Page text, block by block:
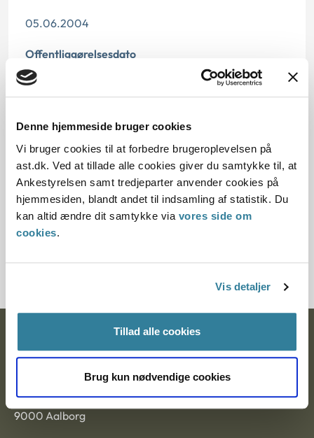
Denne hjemmeside bruger cookies
Vi bruger cookies til at forbedre brugeroplevelsen på
ast.dk. Ved at tillade alle cookies giver du samtykke til, at
Ankestyrelsen samt tredjeparter anvender cookies på
hjemmesiden, blandt andet til indsamling af statistik. Du
kan altid ændre dit samtykke via vores side om
cookies.
Vis detaljer
Tillad alle cookies
Brug kun nødvendige cookies
05.06.2004
Offentliggørelsesdato
11.07.2013
2019, da den ikke længere har vejledningsværdi.
Paragraf
§ 166 § 60 § 116 § 121 § 102
Journalnummer
Nytorv 7, 2. sal
9000 Aalborg